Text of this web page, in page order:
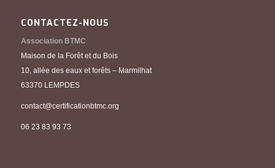
CONTACTEZ-NOUS
Association BTMC
Maison de la Forêt et du Bois
10, allée des eaux et forêts – Marmilhat
63370 LEMPDES
contact@certificationbtmc.org
06 23 83 93 73